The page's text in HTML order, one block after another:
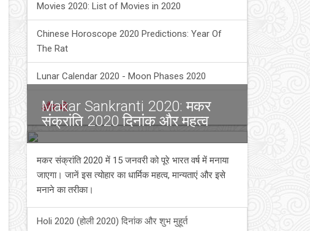
Movies 2020: List of Movies in 2020
Chinese Horoscope 2020 Predictions: Year Of
The Rat
Lunar Calendar 2020 - Moon Phases 2020
और भी
Makar Sankranti 2020: मकर
संक्रांति 2020 दिनांक और महत्व
मकर संक्रांति 2020 में 15 जनवरी को पूरे भारत वर्ष में मनाया
जाएगा। जानें इस त्योहार का धार्मिक महत्व, मान्यताएं और इसे
मनाने का तरीका।
Holi 2020 (होली 2020) दिनांक और शुभ मुहूर्त